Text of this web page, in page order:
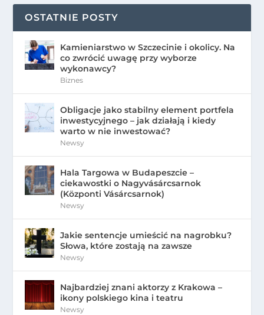
OSTATNIE POSTY
Kamieniarstwo w Szczecinie i okolicy. Na
co zwrócić uwagę przy wyborze
wykonawcy?
Biznes
Obligacje jako stabilny element portfela
inwestycyjnego – jak działają i kiedy
warto w nie inwestować?
Newsy
Hala Targowa w Budapeszcie –
ciekawostki o Nagyvásárcsarnok
(Központi Vásárcsarnok)
Newsy
Jakie sentencje umieścić na nagrobku?
Słowa, które zostają na zawsze
Newsy
Najbardziej znani aktorzy z Krakowa –
ikony polskiego kina i teatru
Newsy